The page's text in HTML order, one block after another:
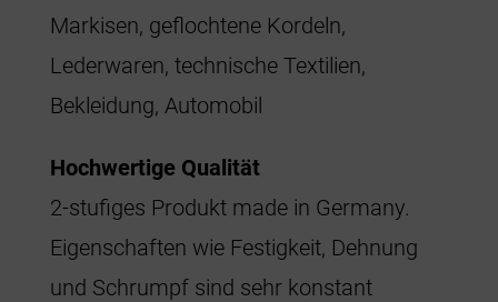
Markisen, geflochtene Kordeln,
Lederwaren, technische Textilien,
Bekleidung, Automobil
Hochwertige Qualität
2-stufiges Produkt made in Germany.
Eigenschaften wie Festigkeit, Dehnung
und Schrumpf sind sehr konstant